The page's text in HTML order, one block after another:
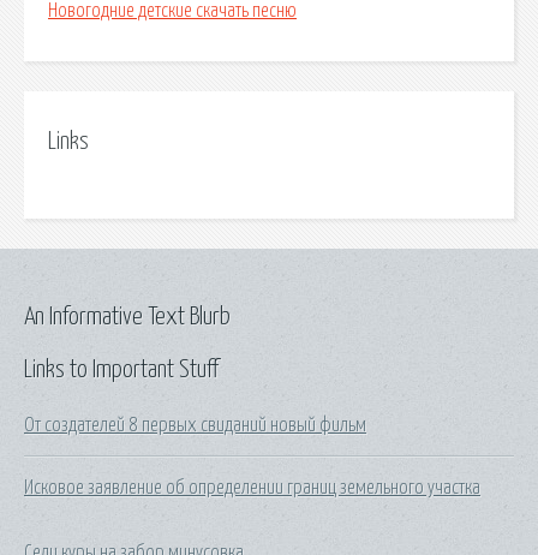
Новогодние детские скачать песню
Links
Links to Important Stuff
От создателей 8 первых свиданий новый фильм
Исковое заявление об определении границ земельного участка
An Informative Text Blurb